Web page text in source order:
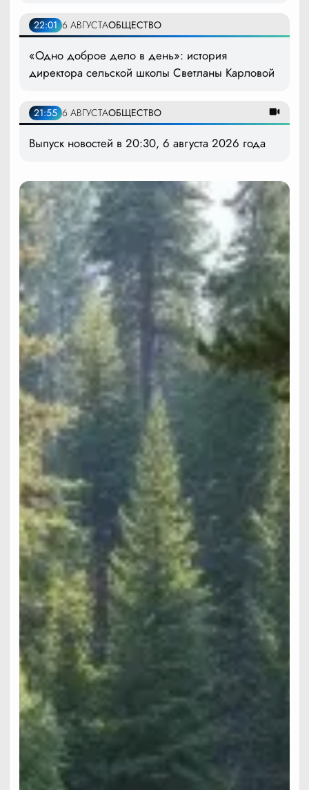
22:01 6 АВГУСТАОБЩЕСТВО
«Одно доброе дело в день»: история
директора сельской школы Светланы Карловой
21:55 6 АВГУСТАОБЩЕСТВО
Выпуск новостей в 20:30, 6 августа 2026 года